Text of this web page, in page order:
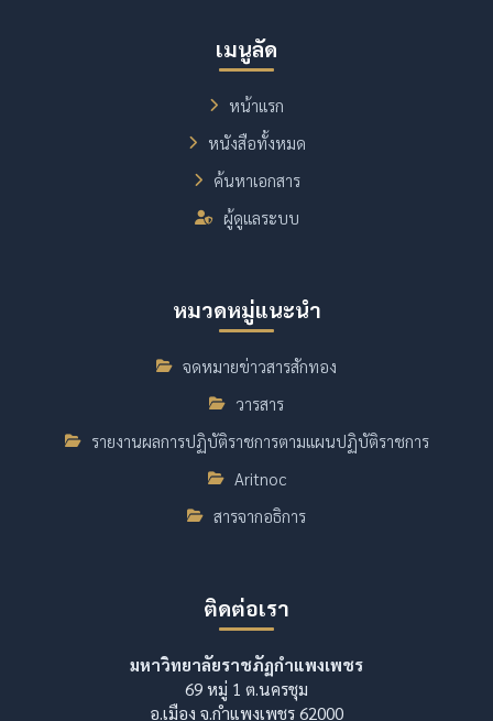
เมนูลัด
หน้าแรก
หนังสือทั้งหมด
ค้นหาเอกสาร
ผู้ดูแลระบบ
หมวดหมู่แนะนำ
จดหมายข่าวสารสักทอง
วารสาร
รายงานผลการปฏิบัติราชการตามแผนปฏิบัติราชการ
Aritnoc
สารจากอธิการ
ติดต่อเรา
มหาวิทยาลัยราชภัฏกำแพงเพชร
69 หมู่ 1 ต.นครชุม
อ.เมือง จ.กำแพงเพชร 62000